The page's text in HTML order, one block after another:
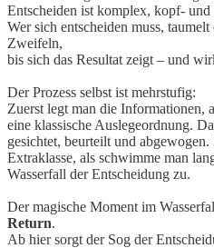
Entscheiden ist komplex, kopf- und
Wer sich entscheiden muss,
Zweifeln,
bis sich das Resultat zeigt – und
Der Prozess selbst ist mehrstufig:
Zuerst legt man die Informationen,
eine klassische Auslegeordnung.
gesichtet, beurteilt und
Extraklasse, als schwimme man
Wasserfall der Entscheidung zu.
Der magische Moment im
Return.
Ab hier sorgt der Sog der